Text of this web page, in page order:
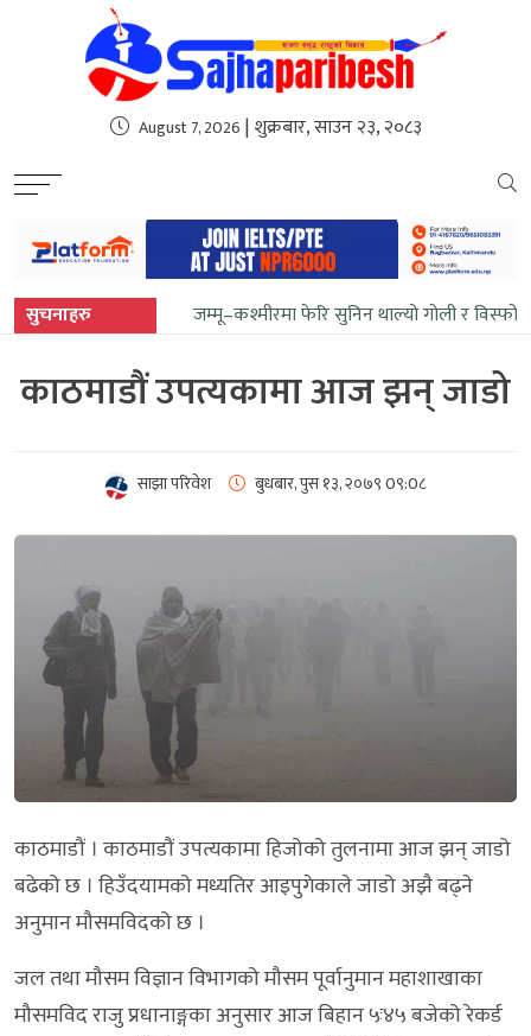
sweet bonanza
August 7, 2026 | शुक्रबार, साउन २३, २०८३
सुचनाहरु जम्मू–कश्मीरमा फेरि सुनिन थाल्यो गोली र
काठमाडौं उपत्यकामा आज झन् जाडो
साझा परिवेश बुधबार, पुस १३, २०७९0९:0८
काठमाडौं । काठमाडौं उपत्यकामा हिजोको तुलनामा आज झन् जाडो
बढेको छ । हिउँदयामको मध्यतिर आइपुगेकाले जाडो अझै बढ्ने
अनुमान मौसमविदको छ ।
जल तथा मौसम विज्ञान विभागको मौसम पूर्वानुमान महाशाखाका
मौसमविद राजु प्रधानाङ्गका अनुसार आज बिहान ५ः४५ बजेको रेकर्ड